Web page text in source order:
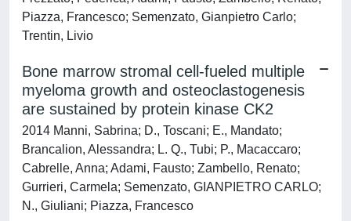
Piazza, Francesco; Semenzato, Gianpietro Carlo;
Trentin, Livio
Bone marrow stromal cell-fueled multiple
myeloma growth and osteoclastogenesis
are sustained by protein kinase CK2
2014 Manni, Sabrina; D., Toscani; E., Mandato;
Brancalion, Alessandra; L. Q., Tubi; P., Macaccaro;
Cabrelle, Anna; Adami, Fausto; Zambello, Renato;
Gurrieri, Carmela; Semenzato, GIANPIETRO CARLO;
N., Giuliani; Piazza, Francesco